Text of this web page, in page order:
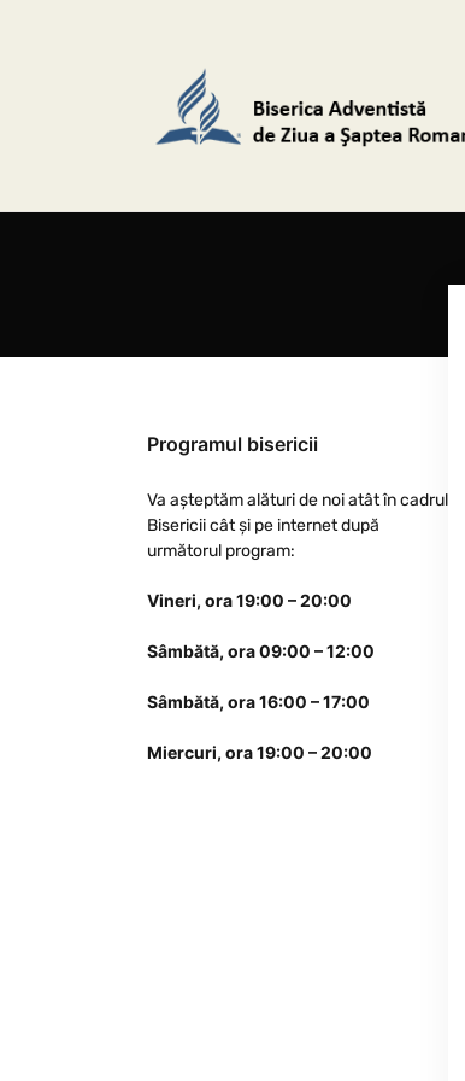
Programul bisericii
Va așteptăm alături de noi atât în cadrul
Bisericii cât și pe internet după
următorul program:
Vineri, ora 19:00 – 20:00
Sâmbătă, ora 09:00 – 12:00
Sâmbătă, ora 16:00 – 17:00
Miercuri, ora 19:00 – 20:00